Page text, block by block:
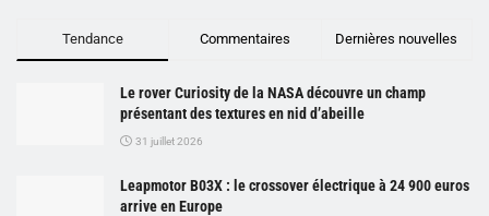
Tendance Commentaires Dernières nouvelles
Le rover Curiosity de la NASA découvre un champ
présentant des textures en nid d’abeille
31 juillet 2026
Leapmotor B03X : le crossover électrique à 24 900 euros
arrive en Europe